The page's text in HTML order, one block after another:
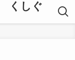
くしぐ